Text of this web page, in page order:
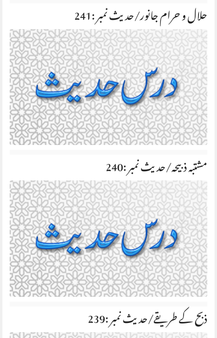
حلال و حرام جانور/حديث نمبر :241
مشتبہ ذبیحہ/حديث نمبر :240
ذبح کے طریقے/حديث نمبر :239